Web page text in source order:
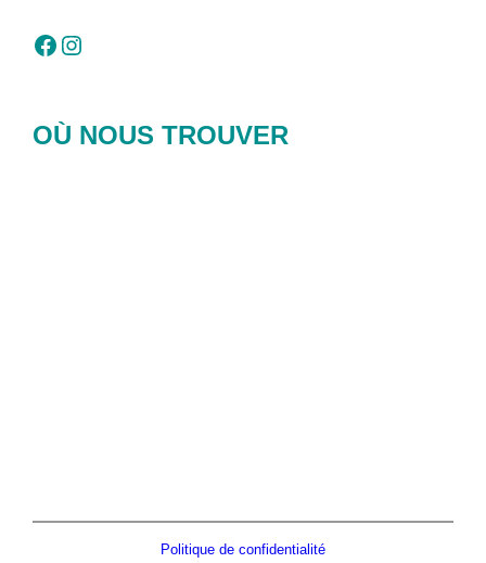
Facebook Instagram
OÙ NOUS TROUVER
Politique de confidentialité